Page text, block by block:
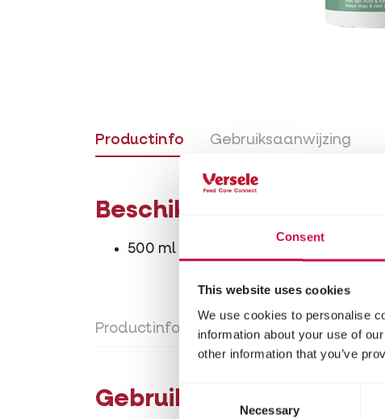
Consent
This website uses cookies
We use cookies to personalise
information about your use of
other information that you’ve
Consent
Selection
Necessary
Productinfo Gebruiksaanwijzing
Beschikbare
500 ml (EAN5410340603987)
Productinfo Gebruiksaanwijzing
Gebruiksaanwijzing